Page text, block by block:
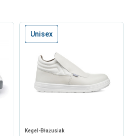
Unisex
Kegel-Błażusiak